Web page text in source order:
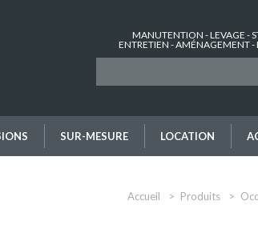
MANUTENTION - LEVAGE -
ENTRETIEN - AMÉNAGEMENT
SUR-MESURE LOCATION
Accueil Produits